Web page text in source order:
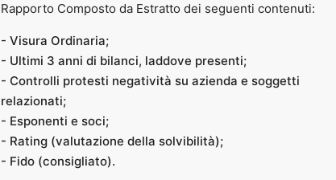
Rapporto Composto da Estratto dei seguenti contenuti:
- Visura Ordinaria;
- Ultimi 3 anni di bilanci, laddove presenti;
- Controlli protesti negatività su azienda e soggetti
relazionati;
- Esponenti e soci;
- Rating (valutazione della solvibilità);
- Fido (consigliato).